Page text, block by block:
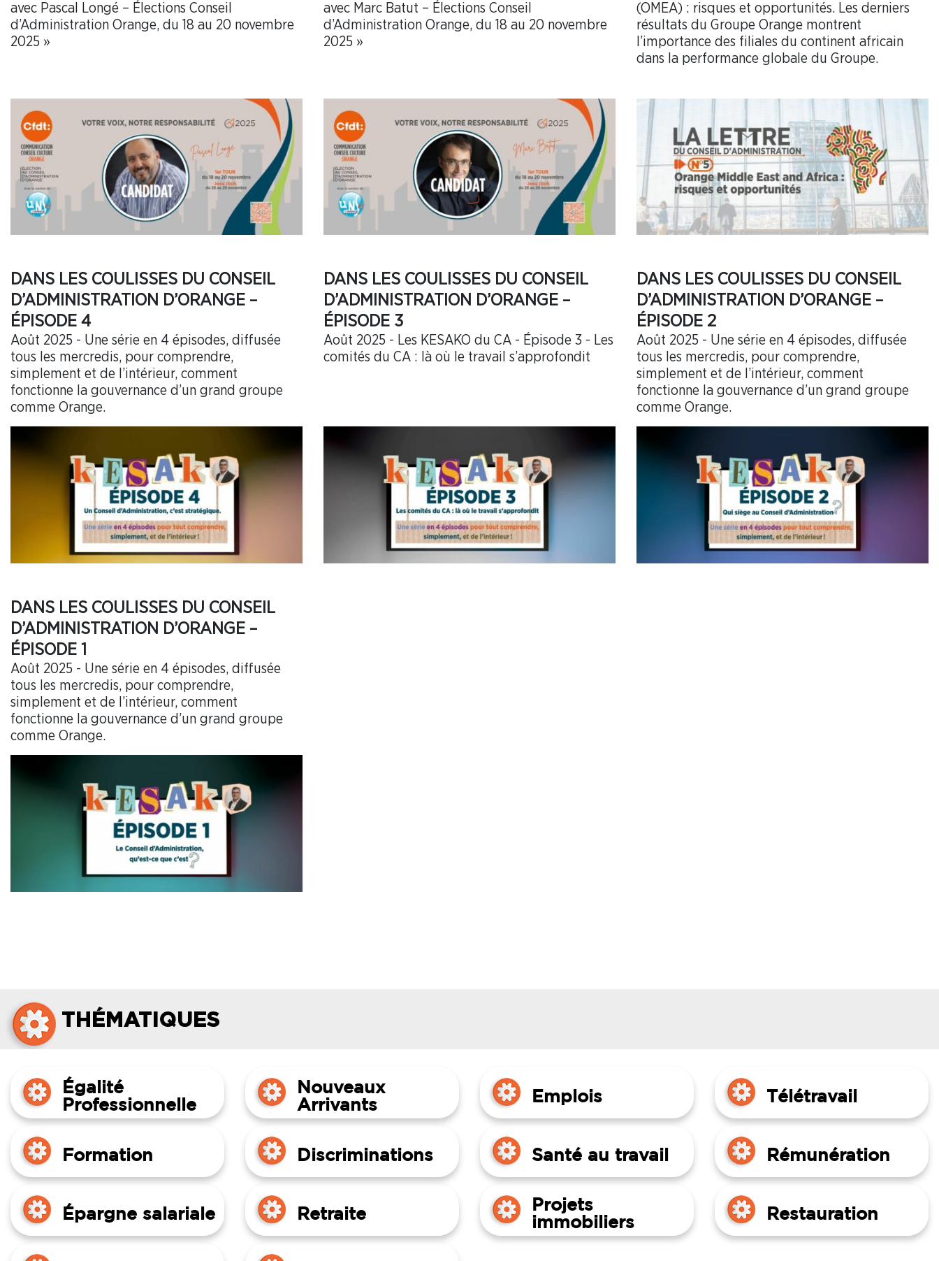
avec Pascal Longé – Élections Conseil
d’Administration Orange, du 18 au 20 novembre
2025 »
avec Marc Batut – Élections Conseil
d’Administration Orange, du 18 au 20 novembre
2025 »
(OMEA) : risques et opportunités. Les derniers
résultats du Groupe Orange montrent
l’importance des filiales du continent africain
dans la performance globale du Groupe.
DANS LES COULISSES DU CONSEIL
D’ADMINISTRATION D’ORANGE –
ÉPISODE 4
Août 2025 - Une série en 4 épisodes, diffusée
tous les mercredis, pour comprendre,
simplement et de l’intérieur, comment
fonctionne la gouvernance d’un grand groupe
comme Orange.
DANS LES COULISSES DU CONSEIL
D’ADMINISTRATION D’ORANGE –
ÉPISODE 3
Août 2025 - Les KESAKO du CA - Épisode 3 - Les
comités du CA : là où le travail s’approfondit
DANS LES COULISSES DU CONSEIL
D’ADMINISTRATION D’ORANGE –
ÉPISODE 2
Août 2025 - Une série en 4 épisodes, diffusée
tous les mercredis, pour comprendre,
simplement et de l’intérieur, comment
fonctionne la gouvernance d’un grand groupe
comme Orange.
DANS LES COULISSES DU CONSEIL
D’ADMINISTRATION D’ORANGE –
ÉPISODE 1
Août 2025 - Une série en 4 épisodes, diffusée
tous les mercredis, pour comprendre,
simplement et de l’intérieur, comment
fonctionne la gouvernance d’un grand groupe
comme Orange.
THÉMATIQUES
Égalité
Professionnelle
Nouveaux
Arrivants
Emplois Télétravail
Formation Discriminations Santé au travail Rémunération
Épargne salariale Retraite
Projets
immobiliers
Restauration